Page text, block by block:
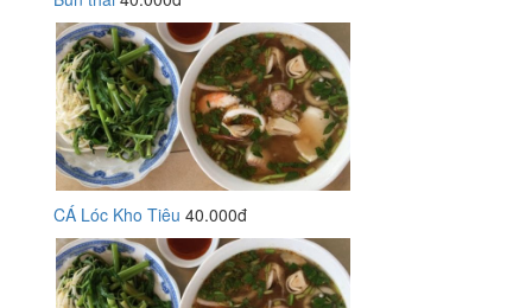
CÁ Lóc Kho Tiêu 40.000đ